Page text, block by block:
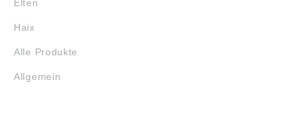
Elten
Haix
Alle Produkte
Allgemein